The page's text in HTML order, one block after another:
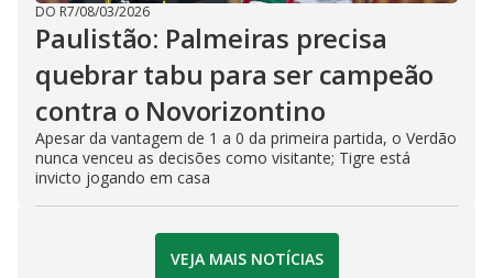
DO R7/08/03/2026
Paulistão: Palmeiras precisa
quebrar tabu para ser campeão
contra o Novorizontino
Apesar da vantagem de 1 a 0 da primeira partida, o Verdão
nunca venceu as decisões como visitante; Tigre está
invicto jogando em casa
VEJA MAIS NOTÍCIAS